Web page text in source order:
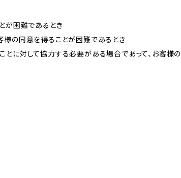
が困難であるとき
様の同意を得ることが困難であるとき
に対して協力する必要がある場合であって、お客様の